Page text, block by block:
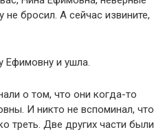
бросил. А сейчас извините,
Ефимовну и ушла.
о том, что они когда-то
И никто не вспоминал, что
треть. Две других части были